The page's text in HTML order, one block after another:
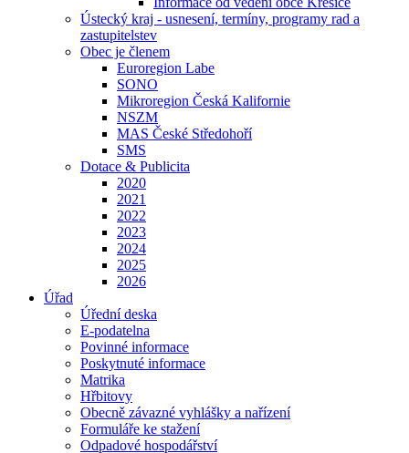
Ústecký kraj - usnesení, termíny, programy rad a
zastupitelstev
Obec je členem
Euroregion Labe
SONO
Mikroregion Česká Kalifornie
NSZM
MAS České Středohoří
SMS
Dotace & Publicita
2020
2021
2022
2023
2024
2025
2026
Úřad
Úřední deska
E-podatelna
Povinné informace
Poskytnuté informace
Matrika
Hřbitovy
Obecně závazné vyhlášky a nařízení
Formuláře ke stažení
Odpadové hospodářství